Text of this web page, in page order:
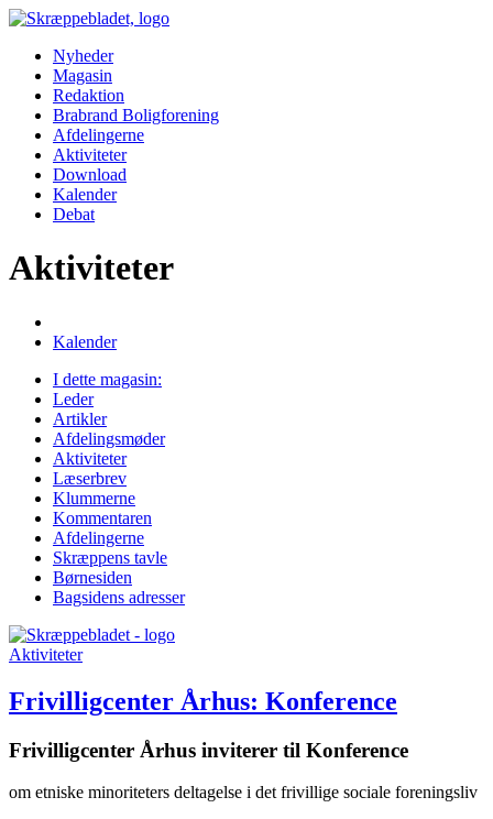
Nyheder
Magasin
Redaktion
Brabrand Boligforening
Afdelingerne
Aktiviteter
Download
Kalender
Debat
Aktiviteter
Kalender
I dette magasin:
Leder
Artikler
Afdelings­møder
Aktiviteter
Læserbrev
Klummerne
Kommentaren
Afdelingerne
Skræppens tavle
Børnesiden
Bagsidens adresser
Aktiviteter
Frivilligcenter Århus: Konference
Frivilligcenter Århus inviterer til Konference
om etniske minoriteters deltagelse i det frivillige sociale foreningsliv